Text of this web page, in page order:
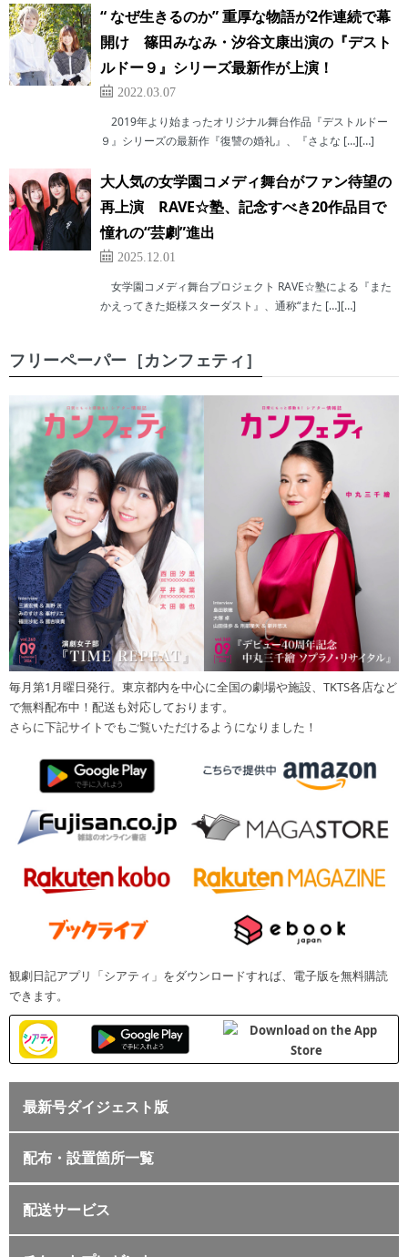
“ なぜ生きるのか” 重厚な物語が2作連続で幕
開け 篠田みなみ・汐谷文康出演の『デスト
ルドー９』シリーズ最新作が上演！
2022.03.07
2019年より始まったオリジナル舞台作品『デストルドー
９』シリーズの最新作『復讐の婚礼』、『さよな […][…]
大人気の女学園コメディ舞台がファン待望の
再上演 RAVE☆塾、記念すべき20作品目で
憧れの“芸劇”進出
2025.12.01
女学園コメディ舞台プロジェクト RAVE☆塾による『また
かえってきた姫様スターダスト』、通称“また […][…]
フリーペーパー［カンフェティ］
毎月第1月曜日発行。東京都内を中心に全国の劇場や施設、TKTS各店など
で無料配布中！配送も対応しております。
さらに下記サイトでもご覧いただけるようになりました！
観劇日記アプリ「シアティ」をダウンロードすれば、電子版を無料購読
できます。
最新号ダイジェスト版
配布・設置箇所一覧
配送サービス